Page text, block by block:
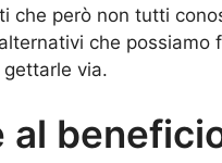
che però non tutti
che possiamo
via.
al